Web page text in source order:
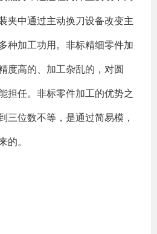
夹中通过主动换刀设备改变主
种加工功用。非标精细零件加
度高的、加工杂乱的，对圆
担任。非标零件加工的优势之
三位数不等，是通过简易模，
。